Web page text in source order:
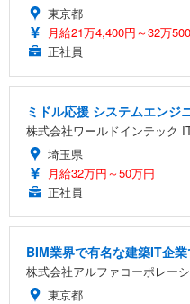
東京都
月給21万4,400円～32万
正社員
ミドル応援 システムエンジ
株式会社ワールドインテック
埼玉県
月給32万円～50万円
正社員
BIM業界で有名な建築IT企
株式会社アルファコーポレー
東京都